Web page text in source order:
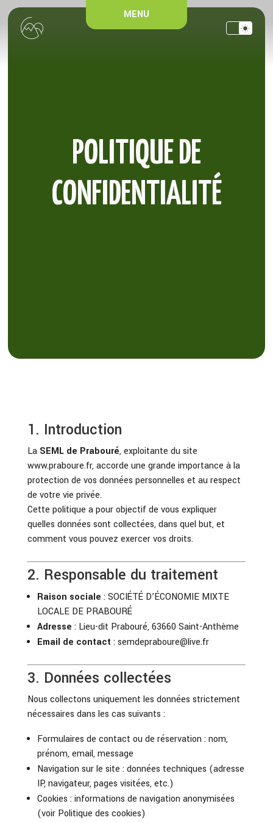
Panneau de gestion des cookies
MENU
POLITIQUE DE
CONFIDENTIALITÉ
1. Introduction
La SEML de Prabouré, exploitante du site
www.praboure.fr, accorde une grande importance à la
protection de vos données personnelles et au respect
de votre vie privée.
Cette politique a pour objectif de vous expliquer
quelles données sont collectées, dans quel but, et
comment vous pouvez exercer vos droits.
2. Responsable du traitement
Raison sociale : SOCIÉTÉ D’ÉCONOMIE MIXTE
LOCALE DE PRABOURÉ
Adresse : Lieu-dit Prabouré, 63660 Saint-Anthème
Email de contact :semdepraboure@live.fr
3. Données collectées
Nous collectons uniquement les données strictement
nécessaires dans les cas suivants :
Formulaires de contact ou de réservation : nom,
prénom, email, message
Navigation sur le site : données techniques (adresse
IP, navigateur, pages visitées, etc.)
Cookies : informations de navigation anonymisées
(voir Politique des cookies)